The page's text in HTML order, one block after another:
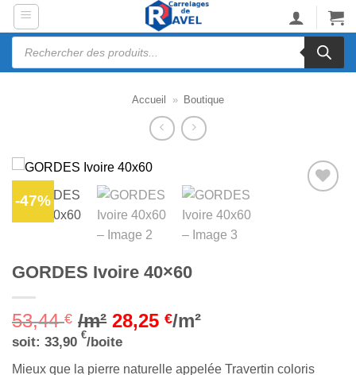
Passer
contenu
Recherche
Accueil » Boutique
-47%
GORDES Ivoire 40×60
53,44€ /m² 28,25€/m²
soit: 33,90 €/boite
Mieux que la pierre naturelle appelée Travertin coloris